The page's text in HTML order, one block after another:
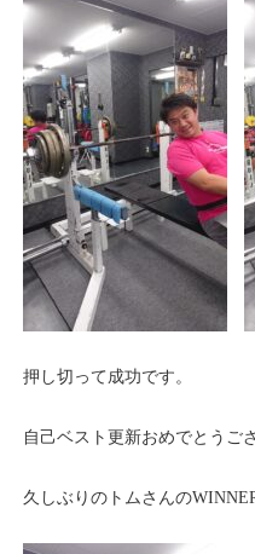
押し切って成功です。
自己ベスト更新おめでとうご
久しぶりのトムさんの